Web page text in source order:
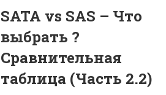
SATA vs SAS – Что
выбрать ?
Сравнительная
таблица (Часть 2.2)